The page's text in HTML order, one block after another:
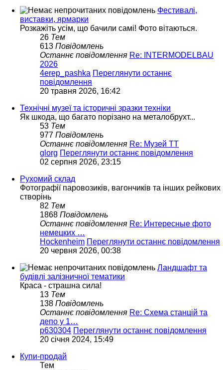
Фестивалі,
виставки, ярмарки
Розкажіть усім, що бачили самі! Фото вітаються.
26 Тем
613 Повідомлень
Останнє повідомлення Re: INTERMODELBAU
2026
4erep_pashka Переглянути останнє
повідомлення
20 травня 2026, 16:42
Технічні музеї та історичні зразки техніки
Як шкода, що багато порізано на металобрухт...
53 Тем
977 Повідомлень
Останнє повідомлення Re: Музей ТТ
glorg Переглянути останнє повідомлення
02 серпня 2026, 23:15
Рухомий склад
Фотографії паровозиків, вагончиків та інших рейкових
створінь
82 Тем
1868 Повідомлень
Останнє повідомлення Re: Интересные фото
немецких …
Hockenheim Переглянути останнє повідомлення
20 червня 2026, 00:38
Ландшафт та
будівлі залізничної тематики
Краса - страшна сила!
13 Тем
138 Повідомлень
Останнє повідомлення Re: Схема станцій та
депо у 1…
p630304 Переглянути останнє повідомлення
20 січня 2024, 15:49
Купи-продай
Тем